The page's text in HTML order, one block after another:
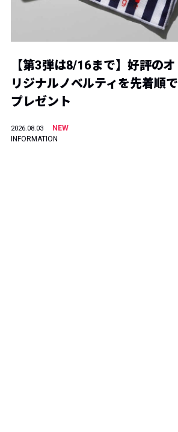
【第3弾は8/16まで】好評のオ
リジナルノベルティを先着順で
プレゼント
2026.08.03
NEW
INFORMATION